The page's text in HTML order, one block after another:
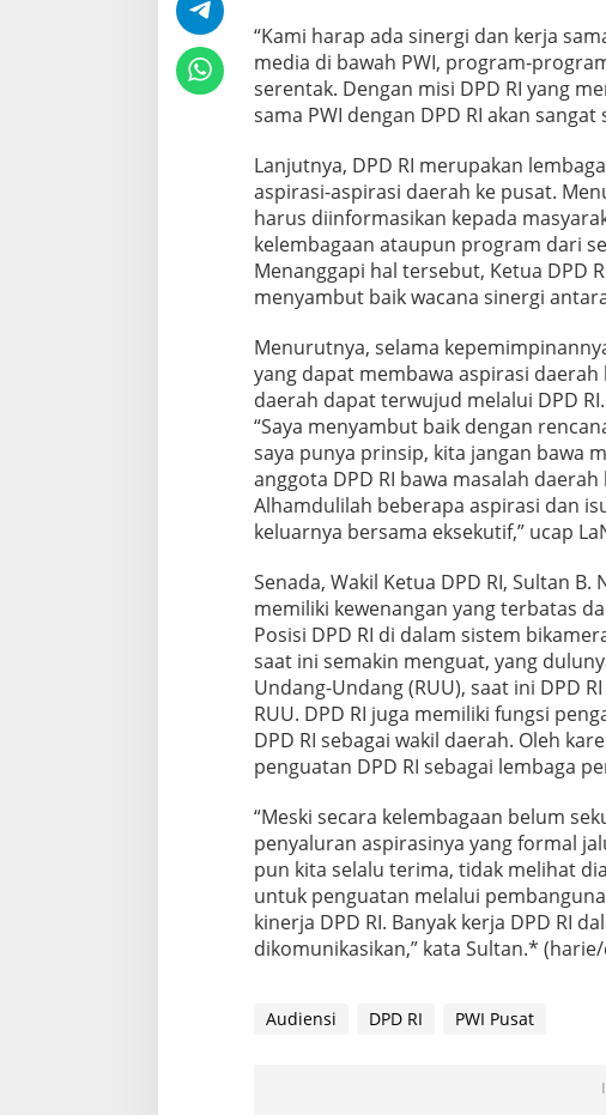
“Kami harap ada sinergi dan kerja
media di bawah PWI, program-
serentak. Dengan misi DPD RI yang
sama PWI dengan DPD RI akan
Lanjutnya, DPD RI merupakan
aspirasi-aspirasi daerah ke pusat.
harus diinformasikan kepada
kelembagaan ataupun program dari
Menanggapi hal tersebut, Ketua DPD
menyambut baik wacana sinergi
Menurutnya, selama
yang dapat membawa aspirasi
daerah dapat terwujud melalui DPD RI.
“Saya menyambut baik dengan
saya punya prinsip, kita jangan bawa
anggota DPD RI bawa masalah
Alhamdulilah beberapa aspirasi dan
keluarnya bersama eksekutif,” ucap
Senada, Wakil Ketua DPD RI, Sultan
memiliki kewenangan yang terbatas
Posisi DPD RI di dalam sistem
saat ini semakin menguat, yang
Undang-Undang (RUU), saat ini DPD
RUU. DPD RI juga memiliki fungsi
DPD RI sebagai wakil daerah. Oleh
penguatan DPD RI sebagai lembaga
“Meski secara kelembagaan belum
penyaluran aspirasinya yang formal
pun kita selalu terima, tidak melihat
untuk penguatan melalui
kinerja DPD RI. Banyak kerja DPD RI
dikomunikasikan,” kata Sultan.* (harie/
Audiensi DPD RI PWI Pusat